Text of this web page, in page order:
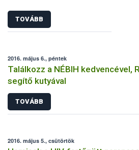
TOVÁBB
2016. május 6., péntek
Találkozz a NÉBIH kedvencével,
segítő kutyával
TOVÁBB
2016. május 5., csütörtök